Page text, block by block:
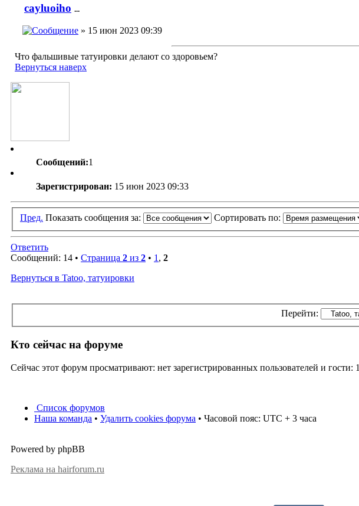
cayluoiho ...
» 15 июн 2023 09:39
Что фальшивые татуировки делают со здоровьем?
Вернуться наверх
Сообщений:1
Зарегистрирован: 15 июн 2023 09:33
Пред. Показать сообщения за: Сортировать по:
Ответить
Сообщений: 14 • Страница 2 из 2 • 1 , 2
Вернуться в Tatoo, татуировки
Перейти:
Кто сейчас на форуме
Сейчас этот форум просматривают: нет зарегистрированных пользователей и гости: 1
Список форумов
Наша команда • Удалить cookies форума • Часовой пояс: UTC + 3 часа
Powered by phpBB
Реклама на hairforum.ru